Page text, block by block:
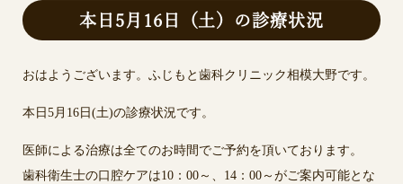
本日5月16日（土）の診療状況
おはようございます。ふじもと歯科クリニック相模大野です。
本日5月16日(土)の診療状況です。
医師による治療は全てのお時間でご予約を頂いております。
歯科衛生士の口腔ケアは10：00～、14：00～がご案内可能とな